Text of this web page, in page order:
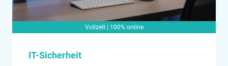
Vollzeit | 100% online
IT-Sicherheit